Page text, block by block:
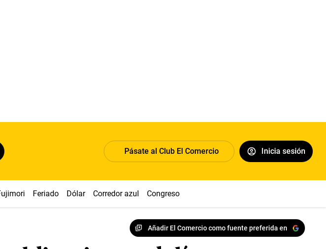
Pásate al Club El Comercio Inicia sesión
Feriado Dólar Corredor azul Congreso
Añadir El Comercio como fuente preferida en